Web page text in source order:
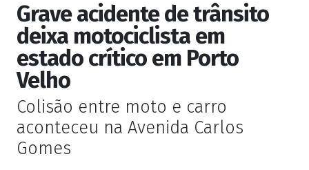
Grave acidente de trânsito
deixa motociclista em
estado crítico em Porto
Velho
Colisão entre moto e carro
aconteceu na Avenida Carlos
Gomes